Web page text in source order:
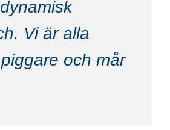
Vi är alla
och mår